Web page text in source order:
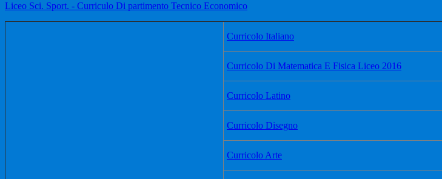
Liceo Sci. Sport. - Curriculo Di partimento Tecnico Economico
Curricolo Italiano
Curricolo Di Matematica E Fisica Liceo 2016
Curricolo Latino
Curricolo Disegno
Curricolo Arte